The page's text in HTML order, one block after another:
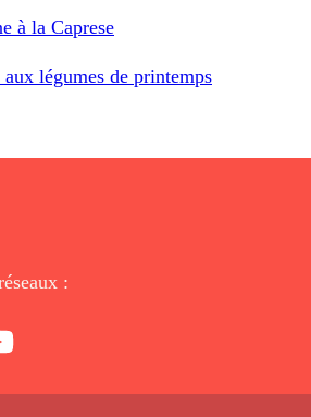
à la Caprese
aux légumes de printemps
: